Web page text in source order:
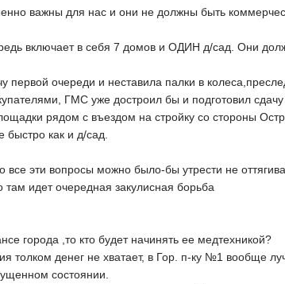
важны для нас и они не должны быть
включает в себя 7 домов и ОДИН д/сад. Они
первой очереди и неставила палки в
ГМС уже достроил бы и подготовил
рядом с въездом на стройку со стороны
быстро как и д/сад.
эти вопросы можно было-бы утрести не
там идет очередная закулисная борьба
города ,то кто будет начинять ее медтехникой?
толком денег не хватает, в Гор. п-ку №1 вообще
состоянии.